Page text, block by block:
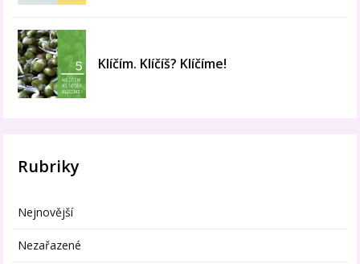
Klíčím. Klíčíš? Klíčíme!
Rubriky
Nejnovější
Nezařazené